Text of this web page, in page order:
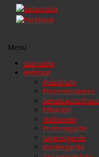
Menü
Zum
Inhalt
Startseite
Hofstaat
Präsidium
Ehrensenatores
Senatsausschuss
Elferräte
Hofdamen
Prinzengarde
Jugendgarde
Kindergarde